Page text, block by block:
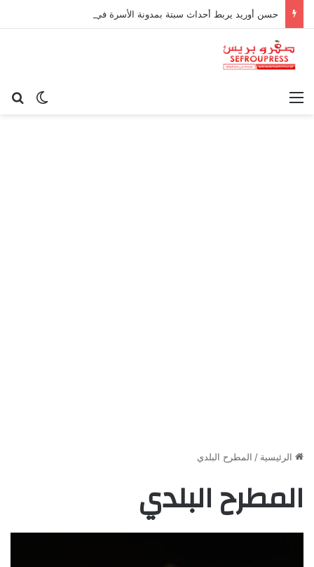
الوضع القائمة
الرئيسية / المطرح البلدي
المطرح البلدي